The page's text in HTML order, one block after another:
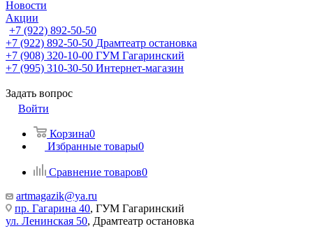
Новости
Акции
+7 (922) 892-50-50
+7 (922) 892-50-50 Драмтеатр остановка
+7 (908) 320-10-00 ГУМ Гагаринский
+7 (995) 310-30-50 Интернет-магазин
Задать вопрос
Войти
Корзина0
Избранные товары0
Сравнение товаров0
artmagazik@ya.ru
пр. Гагарина 40, ГУМ Гагаринский
ул. Ленинская 50, Драмтеатр остановка